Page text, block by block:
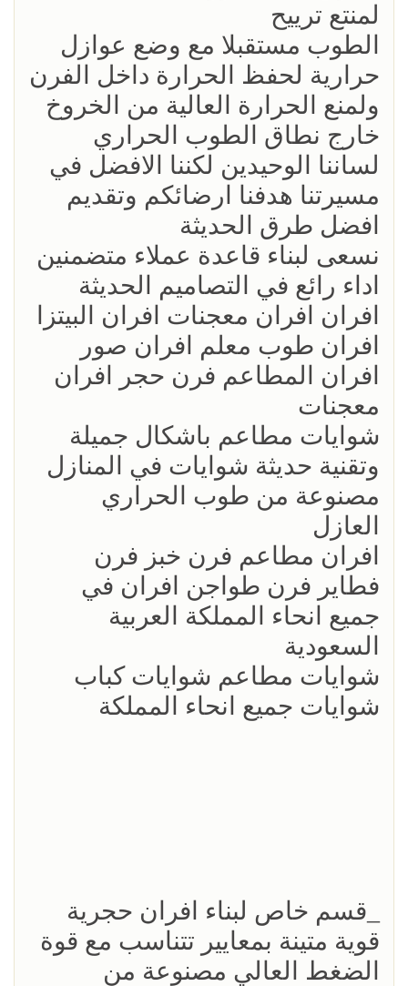
لمنتع ترييح
الطوب مستقبلا مع وضع عوازل
حرارية لحفظ الحرارة داخل الفرن
ولمنع الحرارة العالية من الخروخ
خارج نطاق الطوب الحراري
لساننا الوحيدين لكننا الافضل في
مسيرتنا هدفنا ارضائكم وتقديم
افضل طرق الحديثة
نسعى لبناء قاعدة عملاء متضمنين
اداء رائع في التصاميم الحديثة
افران افران معجنات افران البيتزا
افران طوب معلم افران صور
افران المطاعم فرن حجر افران
معجنات
شوايات مطاعم باشكال جميلة
وتقنية حديثة شوايات في المنازل
مصنوعة من طوب الحراري
العازل
افران مطاعم فرن خبز فرن
فطاير فرن طواجن افران في
جميع انحاء المملكة العربية
السعودية
شوايات مطاعم شوايات كباب
شوايات جميع انحاء المملكة
_قسم خاص لبناء افران حجرية
قوية متينة بمعايير تتناسب مع قوة
الضغط العالي مصنوعة من